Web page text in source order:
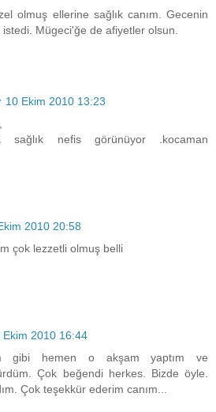
olmuş ellerine sağlık canım. Gecenin
istedi. Mügeci'ğe de afiyetler olsun.
10 Ekim 2010 13:23
sağlık nefis görünüyor .kocaman
2010 20:58
çok lezzetli olmuş belli
Ekim 2010 16:44
gibi hemen o akşam yaptım ve
Çok beğendi herkes. Bizde öyle.
Çok teşekkür ederim canım...